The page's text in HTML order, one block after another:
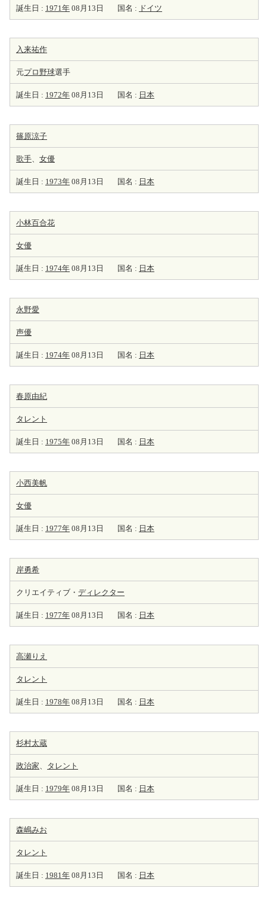
誕生日 : 1971年 08月13日 国名 : ドイツ
入来祐作
元プロ野球選手
誕生日 : 1972年 08月13日 国名 : 日本
篠原涼子
歌手、 女優
誕生日 : 1973年 08月13日 国名 : 日本
小林百合花
女優
誕生日 : 1974年 08月13日 国名 : 日本
永野愛
声優
誕生日 : 1974年 08月13日 国名 : 日本
春原由紀
タレント
誕生日 : 1975年 08月13日 国名 : 日本
小西美帆
女優
誕生日 : 1977年 08月13日 国名 : 日本
岸勇希
クリエイティブ・ ディレクター
誕生日 : 1977年 08月13日 国名 : 日本
高瀬りえ
タレント
誕生日 : 1978年 08月13日 国名 : 日本
杉村太蔵
政治家、 タレント
誕生日 : 1979年 08月13日 国名 : 日本
森嶋みお
タレント
誕生日 : 1981年 08月13日 国名 : 日本